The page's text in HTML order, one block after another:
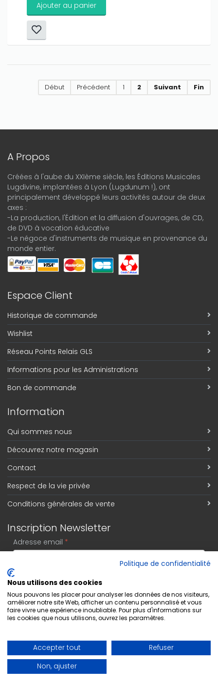
Ajouter au panier
Début Précédent 1 2 Suivant Fin
A Propos
Créées à l'aube du XXIème siècle, les Éditions Musicales
Lugdivine, implantées à Lyon (Lugdunum !), ont
principalement développé leurs activités autour de deux
axes :
-La production, l'Édition et la diffusion d'ouvrages, de CD,
de DVD à vocation éducative
-Le négoce d'instruments de musique en provenance du
monde entier.
Espace Client
Historique de commande
Wishlist
Réseau Points Relais GLS
Informations pour les Administrations
Bon de commande
Information
Qui sommes nous
Découvrez notre magasin
Contact
Respect de la vie privée
Conditions générales de vente
Inscription Newsletter
Adresse email *
S'abonner
Politique de confidentialité
Nous utilisons des cookies
Nous pouvons les placer pour analyser les données de nos visiteurs,
améliorer notre site Web, afficher un contenu personnalisé et vous
faire vivre une expérience inoubliable. Pour plus d'informations sur
les cookies que nous utilisons, ouvrez les paramètres.
Accepter tout
Refuser
Non, ajuster